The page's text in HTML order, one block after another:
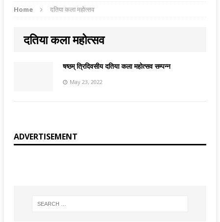
Home दतिया कला महोत्सव
दतिया कला महोत्सव
षष्ठम् त्रिदिवसीय दतिया कला महोत्सव सम्पन्न
May 23, 2022
ADVERTISEMENT